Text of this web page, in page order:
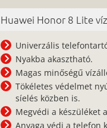
Huawei Honor 8 Lite
Univerzális
Nyakba akasztható.
Magas minőségű
Tökéletes védelmet
síelés közben is.
Megvédi a készüléket
Anyaga védi a telefon